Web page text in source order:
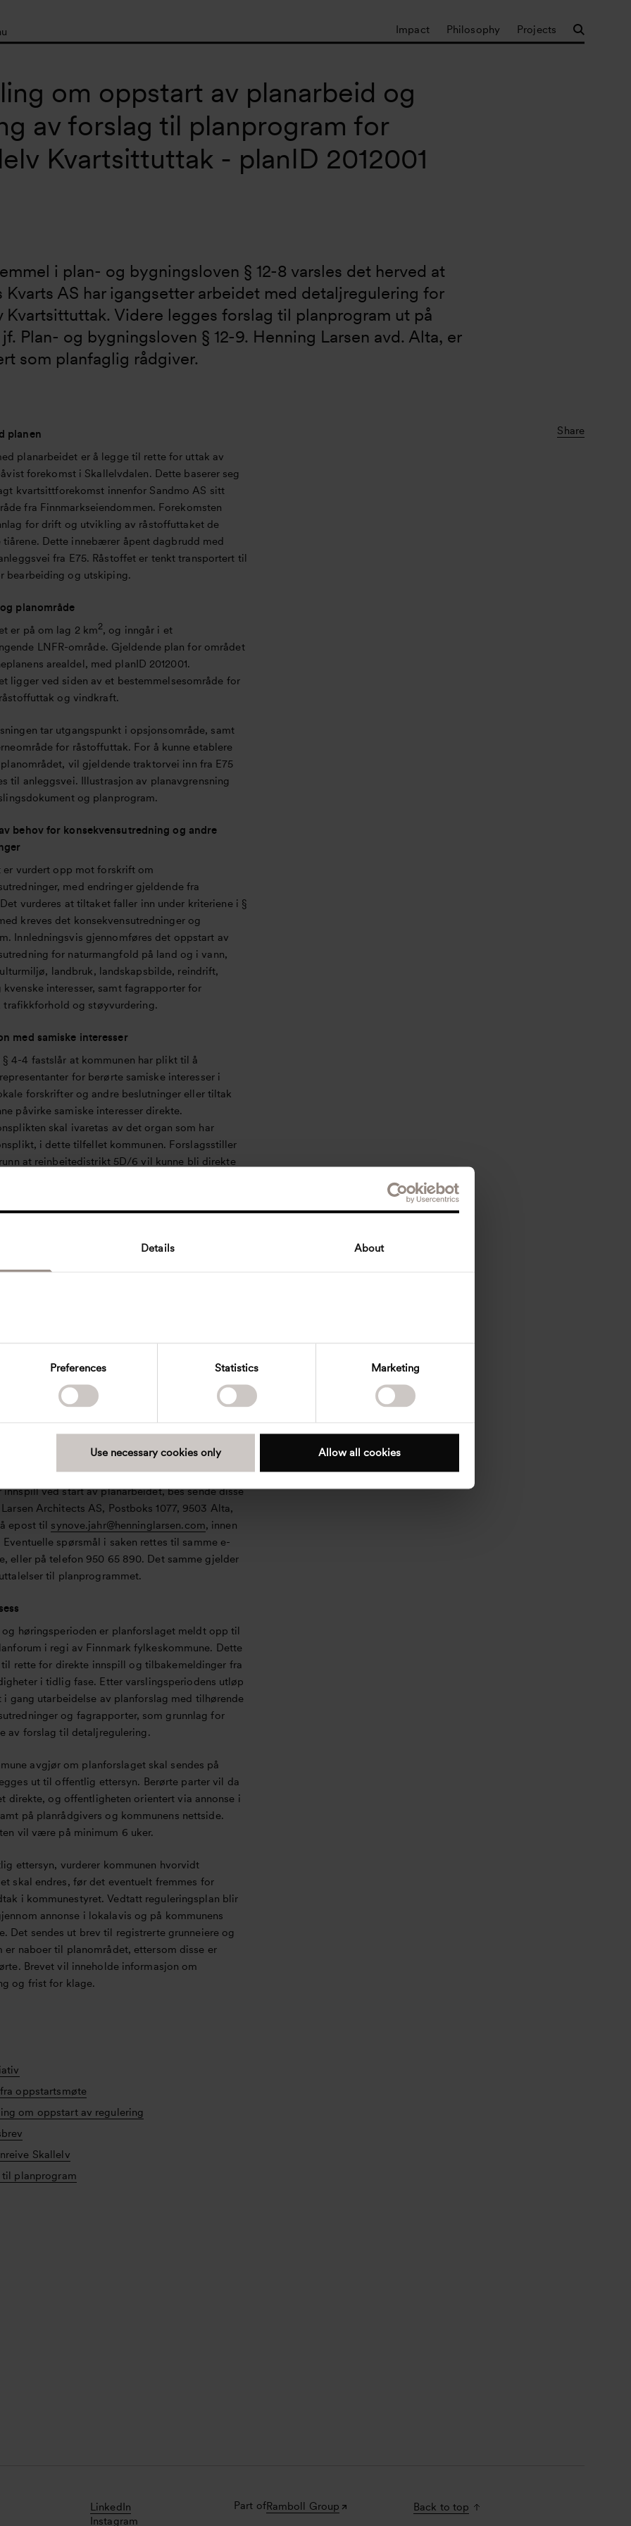
Details About
Preferences Statistics Marketing
Use necessary cookies only Allow all cookies
Impact Philosophy Projects
om oppstart av planarbeid og
av forslag til planprogram for
Kvartsittuttak - planID 2012001
i plan- og bygningsloven § 12-8 varsles det herved at
Kvarts AS har igangsetter arbeidet med detaljregulering for
Kvartsittuttak. Videre legges forslag til planprogram ut på
Plan- og bygningsloven § 12-9. Henning Larsen avd. Alta, er
som planfaglig rådgiver.
Share
planen
planarbeidet er å legge til rette for uttak av
forekomst i Skallelvdalen. Dette baserer seg
kvartsittforekomst innenfor Sandmo AS sitt
fra Finnmarkseiendommen. Forekomsten
for drift og utvikling av råstoffuttaket de
tiårene. Dette innebærer åpent dagbrudd med
fra E75. Råstoffet er tenkt transportert til
bearbeiding og utskiping.
planområde
er på om lag 2 km2, og inngår i et
LNFR-område. Gjeldende plan for området
arealdel, med planID 2012001.
ligger ved siden av et bestemmelsesområde for
og vindkraft.
tar utgangspunkt i opsjonsområde, samt
for råstoffuttak. For å kunne etablere
vil gjeldende traktorvei inn fra E75
til anleggsvei. Illustrasjon av planavgrensning
og planprogram.
behov for konsekvensutredning og andre
er vurdert opp mot forskrift om
med endringer gjeldende fra
Det vurderes at tiltaket faller inn under kriteriene i §
kreves det konsekvensutredninger og
Innledningsvis gjennomføres det oppstart av
for naturmangfold på land og i vann,
landbruk, landskapsbilde, reindrift,
kvenske interesser, samt fagrapporter for
trafikkforhold og støyvurdering.
med samiske interesser
§ 4-4 fastslår at kommunen har plikt til å
for berørte samiske interesser i
forskrifter og andre beslutninger eller tiltak
påvirke samiske interesser direkte.
skal ivaretas av det organ som har
i dette tilfellet kommunen. Forslagsstiller
at reinbeitedistrikt 5D/6 vil kunne bli direkte
kommunen må Sametinget og
varsles om konsultasjonsretten ved
av kommunen, men forslagsstiller vil kunne
for samiske interesser i forbindelse med
til åpent møte om prosjektet i Nobile kultursal i
den 25.06.25 kl. 17:00, og interessegrupper og
er ønsket velkommen. Det vil bli lagt opp til
av prosjektet, innvirkninger, planprogram,
og utredninger.
og høringsuttalelser
innspill ved start av planarbeidet, bes sende disse
Architects AS, Postboks 1077, 9503 Alta,
epost til synove.jahr@henninglarsen.com, innen
Eventuelle spørsmål i saken rettes til samme e-
eller på telefon 950 65 890. Det samme gjelder
til planprogrammet.
og høringsperioden er planforslaget meldt opp til
i regi av Finnmark fylkeskommune. Dette
rette for direkte innspill og tilbakemeldinger fra
i tidlig fase. Etter varslingsperiodens utløp
i gang utarbeidelse av planforslag med tilhørende
og fagrapporter, som grunnlag for
av forslag til detaljregulering.
avgjør om planforslaget skal sendes på
ut til offentlig ettersyn. Berørte parter vil da
direkte, og offentligheten orientert via annonse i
på planrådgivers og kommunens nettside.
vil være på minimum 6 uker.
ettersyn, vurderer kommunen hvorvidt
skal endres, før det eventuelt fremmes for
i kommunestyret. Vedtatt reguleringsplan blir
annonse i lokalavis og på kommunens
Det sendes ut brev til registrerte grunneiere og
er naboer til planområdet, ettersom disse er
Brevet vil inneholde informasjon om
og frist for klage.
oppstartsmøte
om oppstart av regulering
Skallelv
til planprogram
Back to top
LinkedIn
Instagram
Part ofRamboll Group